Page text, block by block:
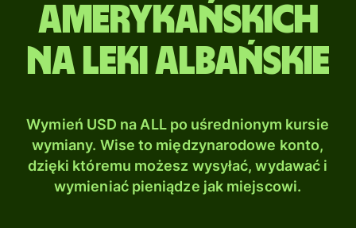
amerykańskich
na Leki albańskie
Wymień USD na ALL po uśrednionym kursie
wymiany. Wise to międzynarodowe konto,
dzięki któremu możesz wysyłać, wydawać i
wymieniać pieniądze jak miejscowi.